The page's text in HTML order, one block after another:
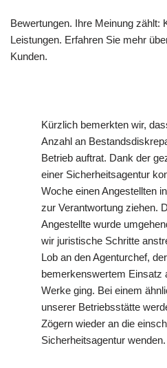
Bewertungen. Ihre Meinung zählt:
Leistungen. Erfahren Sie mehr
Kunden.
Kürzlich bemerkten wir,
Anzahl an
Betrieb auftrat. Dank der
einer Sicherheitsagentur
Woche einen Angestellten
zur Verantwortung ziehen.
Angestellte wurde
wir juristische Schritte
Lob an den Agenturchef,
bemerkenswertem Einsatz
Werke ging. Bei einem
unserer Betriebsstätte
Zögern wieder an die
Sicherheitsagentur wenden.